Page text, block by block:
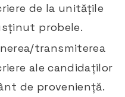
de la unitățile
probele.​
transmiterea
ale candidaților
de proveniență.​